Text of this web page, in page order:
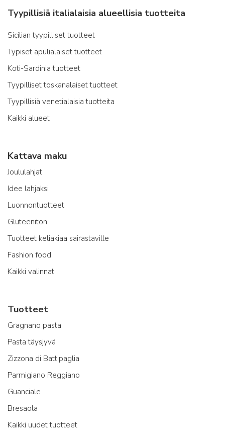
Tyypillisiä italialaisia alueellisia tuotteita
Sicilian tyypilliset tuotteet
Typiset apulialaiset tuotteet
Koti-Sardinia tuotteet
Tyypilliset toskanalaiset tuotteet
Tyypillisiä venetialaisia tuotteita
Kaikki alueet
Kattava maku
Joululahjat
Idee lahjaksi
Luonnontuotteet
Gluteeniton
Tuotteet keliakiaa sairastaville
Fashion food
Kaikki valinnat
Tuotteet
Gragnano pasta
Pasta täysjyvä
Zizzona di Battipaglia
Parmigiano Reggiano
Guanciale
Bresaola
Kaikki uudet tuotteet